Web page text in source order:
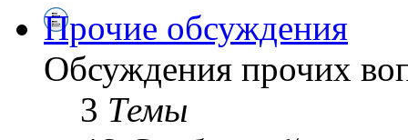
Прочие обсуждения
Обсуждения прочих
3 Темы